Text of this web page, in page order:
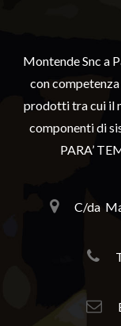
Montende Snc a
con
prodotti tra cui il
componenti di
PARA’
C/da